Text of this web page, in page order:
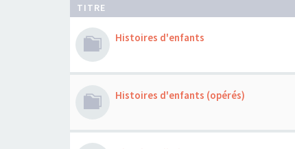
TITRE
Histoires d'enfants
Histoires d'enfants (opérés)